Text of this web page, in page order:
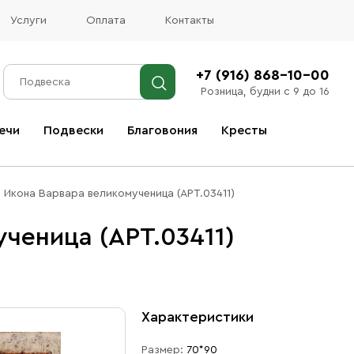
Услуги Оплата Контакты
+7 (916) 868-10-00
Розница, будни с 9 до 16
Подвески Благовония Кресты
Икона Варвара великомученица (АРТ.03411)
(АРТ.03411)
Характеристики
Размер: 70*90